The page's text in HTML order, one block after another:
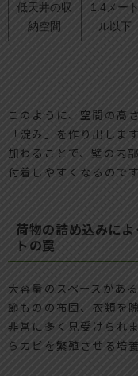
低天井の収
納空間
1.4メート
ル以下
このように、空間の高
「淀み」を作り出しま
加わることで、壁の内
付着しやすくなるのです
荷物の詰め込みに
トの罠
大容量のスペースがあ
節ものの布団、衣類を
非常に多く見受けられ
らカビを繁殖させる培